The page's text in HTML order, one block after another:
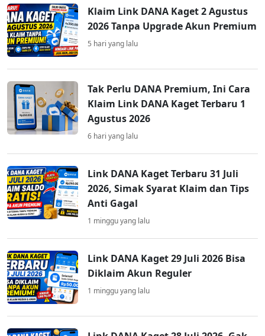
Klaim Link DANA Kaget 2 Agustus
2026 Tanpa Upgrade Akun Premium
5 hari yang lalu
Tak Perlu DANA Premium, Ini Cara
Klaim Link DANA Kaget Terbaru 1
Agustus 2026
6 hari yang lalu
Link DANA Kaget Terbaru 31 Juli
2026, Simak Syarat Klaim dan Tips
Anti Gagal
1 minggu yang lalu
Link DANA Kaget 29 Juli 2026 Bisa
Diklaim Akun Reguler
1 minggu yang lalu